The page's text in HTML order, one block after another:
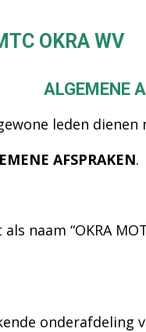
OKRA WV
ALGEMENE
leden
AFSPRAKEN.
naam “OKRA